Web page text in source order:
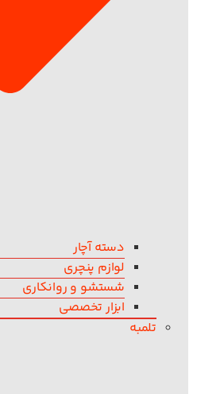
دسته آچار
لوازم پنچری
شستشو و روانکاری
ابزار تخصصی
تلمبه